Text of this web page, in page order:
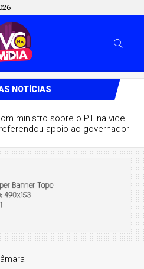
NOTÍCIAS
ministro sobre o PT na vice
apoio ao governador